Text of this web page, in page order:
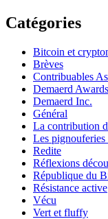
Catégories
Bitcoin et
Brèves
Contribuables
Demaerd
Demaerd Inc.
Général
La contribution
Les pignouferies
Redite
Réflexions
République du
Résistance active
Vécu
Vert et fluffy